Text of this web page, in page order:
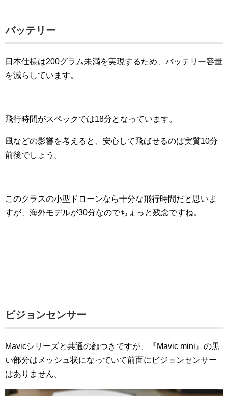
バッテリー
日本仕様は200グラム未満を実現するため、バッテリー容量
を減らしています。
飛行時間がスペックでは18分となっています。
風などの影響を考えると、安心して飛ばせるのは実質10分
前後でしょう。
このクラスの小型ドローンなら十分な飛行時間だと思いま
すが、海外モデルが30分なのでちょっと残念ですね。
ビジョンセンサー
Mavicシリーズと共通の顔つきですが、『Mavic mini』の黒
い部分はメッシュ状になっていて前面にビジョンセンサー
はありません。